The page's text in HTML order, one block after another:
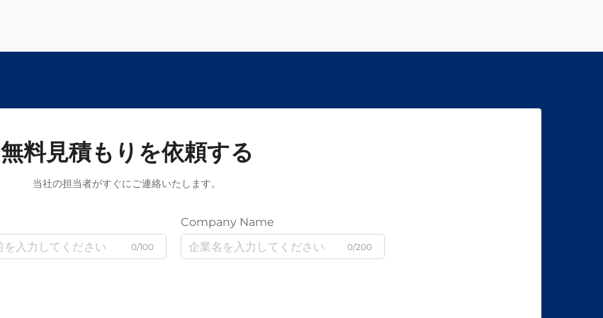
無料見積もりを依頼する
当社の担当者がすぐにご連絡いたします。
0/100
Company Name
0/200